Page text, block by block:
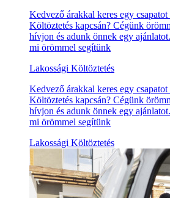
Kedvező árakkal keres egy
Költöztetés kapcsán? Cégünk
hívjon és adunk önnek egy
mi örömmel segítünk
Lakossági Költöztetés
Kedvező árakkal keres egy
Költöztetés kapcsán? Cégünk
hívjon és adunk önnek egy
mi örömmel segítünk
Lakossági Költöztetés